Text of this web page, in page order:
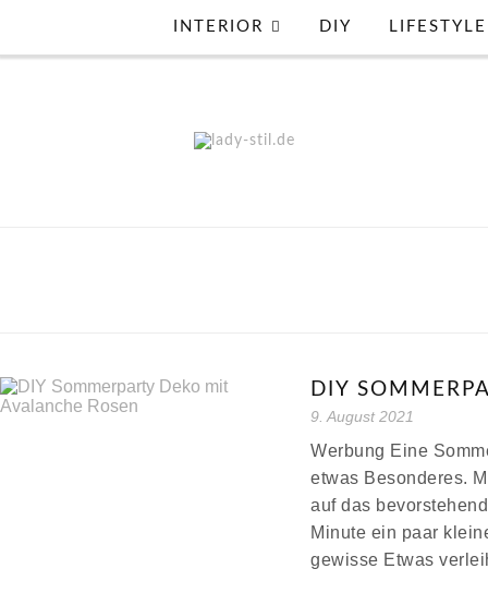
INTERIOR DIY LIFESTYLE
DIY
9. August 2021
Werbung Eine
etwas Besonderes.
auf das
Minute ein paar
gewisse Etwas